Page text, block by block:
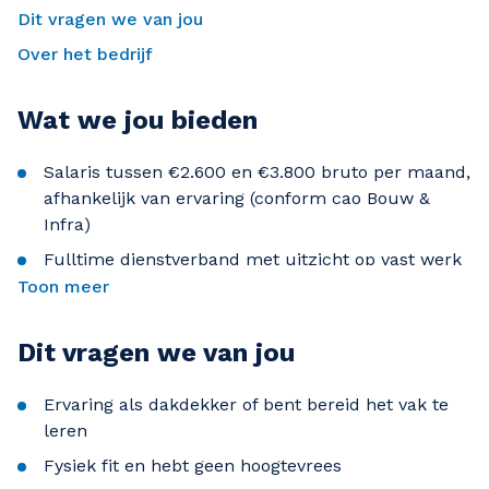
Dit vragen we van jou
Over het bedrijf
Wat we jou bieden
Salaris tussen €2.600 en €3.800 bruto per maand,
afhankelijk van ervaring (conform cao Bouw &
Infra)
Fulltime dienstverband met uitzicht op vast werk
Pensioenopbouw via Bpf Bouw, vakantiegeld en
Korte reistijden, mooie projecten in de regio
Toon meer
Dit vragen we van jou
Ervaring als dakdekker of bent bereid het vak te
leren
Fysiek fit en hebt geen hoogtevrees